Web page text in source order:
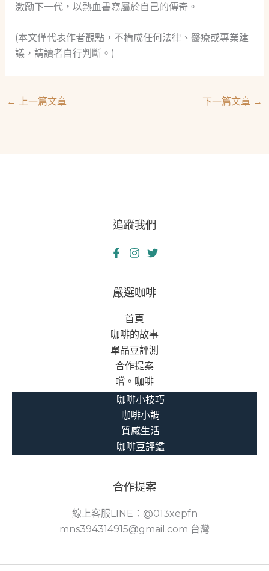
激勵下一代，以熱血書寫屬於自己的傳奇。
(本文僅代表作者觀點，不構成任何法律、醫療或專業建
議，請讀者自行判斷。)
← 上一篇文章 下一篇文章 →
追蹤我們
嚴選咖啡
首頁
咖啡的故事
單品豆評測
合作提案
嚐。咖啡
咖啡小技巧
咖啡小調
質感生活
咖啡豆評鑑
合作提案
線上客服LINE：@013xepfn
mns394314915@gmail.com 台灣